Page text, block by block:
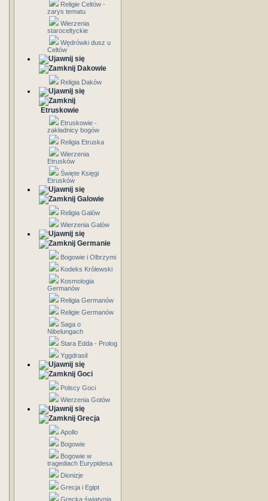
Religie Celtów -
zarys tematu
Wierzenia
staroceltyckie
Wędrówki dusz u
Celtów
Dakowie
Religia Daków
Etruskowie
Etruskowie -
zakładnicy bogów
Religia Etruska
Wierzenia
Etrusków
Święte Księgi
Etrusków
Galowie
Religia Galów
Wierzenia Galów
Germanie
Bogowie i Olbrzymi
Kodeks Królewski
Kosmologia
Germanów
Religia Germanów
Religie Germanów
Saga o
Nibelungach
Stara Edda - Prolog
Yggdrasil
Goci
Polscy Goci
Wierzenia Gotów
Grecja
Apollo
Bogowie
Bogowie w
tragediach Eurypidesa
Dionizje
Grecja i Egipt
Grecka świątynia